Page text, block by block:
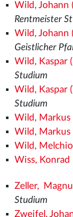
Wild, Johann
Rentmeister
Wild, Johann
Geistlicher
Wild, Kaspar
Studium
Wild, Kaspar
Studium
Wild, Markus
Wild, Markus
Wild,
Wiss, Konrad
Zeller,
Studium
Zweifel,